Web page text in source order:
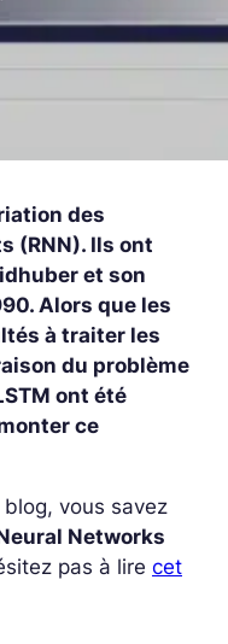
des
(RNN). Ils ont
et son
Alors que les
à traiter les
du problème
ont été
ce
vous savez
Networks
pas à lire cet